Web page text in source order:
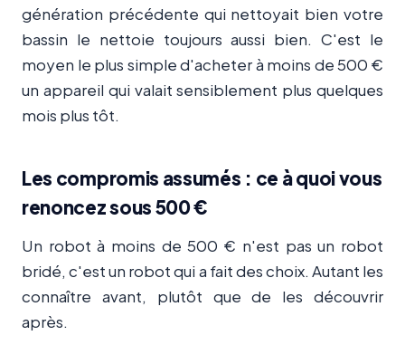
génération précédente qui nettoyait bien votre
bassin le nettoie toujours aussi bien. C'est le
moyen le plus simple d'acheter à moins de 500 €
un appareil qui valait sensiblement plus quelques
mois plus tôt.
Les compromis assumés : ce à quoi vous
renoncez sous 500 €
Un robot à moins de 500 € n'est pas un robot
bridé, c'est un robot qui a fait des choix. Autant les
connaître avant, plutôt que de les découvrir
après.